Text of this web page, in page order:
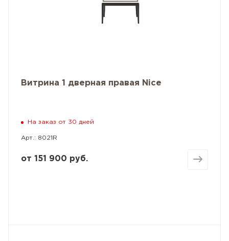
Витрина 1 дверная правая Nice
На заказ от 30 дней
Арт.: 8021R
от 151 900 руб.